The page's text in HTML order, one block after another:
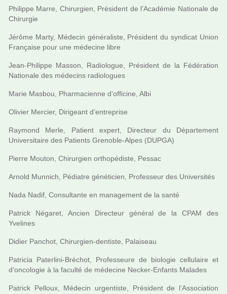
Philippe Marre, Chirurgien, Président de l’Académie Nationale de
Chirurgie
Jérôme Marty, Médecin géné­ra­liste, Président du syn­di­cat Union
Française pour une méde­cine libre
Jean-Philippe Masson, Radiologue, Président de la Fédération
Nationale des méde­cins radio­lo­gues
Marie Masbou, Pharmacienne d’offi­cine, Albi
Olivier Mercier, Dirigeant d’entre­prise
Raymond Merle, Patient expert, Directeur du Département
Universitaire des Patients Grenoble-Alpes (DUPGA)
Pierre Mouton, Chirurgien ortho­pé­diste, Pessac
Arnold Munnich, Pédiatre géné­ti­cien, Professeur des Universités
Nada Nadif, Consultante en mana­ge­ment de la santé
Patrick Négaret, Ancien Directeur géné­ral de la CPAM des
Yvelines
Didier Panchot, Chirurgien-den­tiste, Palaiseau
Patricia Paterlini-Bréchot, Professeure de bio­lo­gie cel­lu­laire et
d’onco­lo­gie à la faculté de méde­cine Necker-Enfants Malades
Patrick Pelloux, Médecin urgen­tiste, Président de l’Association